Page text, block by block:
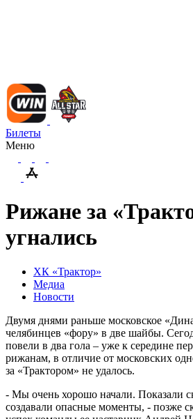
Билеты
Меню
Рижане за
угнались
ХК «Трактор»
Медиа
Новости
Двумя днями раньше московское
челябинцев «фору» в две шайбы.
повели в два гола – уже к середине
рижанам, в отличие от московских
за «Трактором» не удалось.
- Мы очень хорошо начали. Показали
создавали опасные моменты, - позже